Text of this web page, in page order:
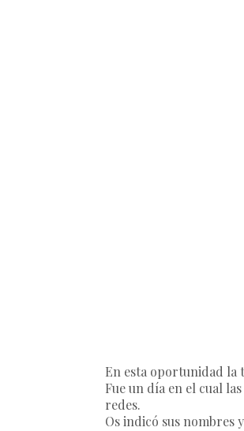
En esta oportunidad la
Fue un día en el cual
redes.
Os indicó sus nombres